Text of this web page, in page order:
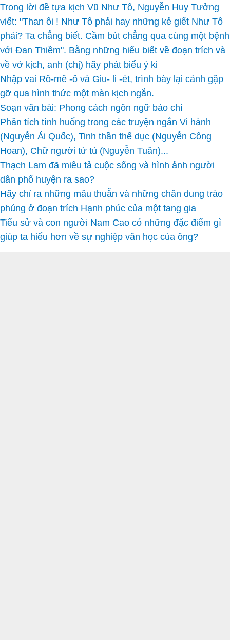
Trong lời đề tựa kịch Vũ Như Tô, Nguyễn Huy Tưởng
viết: "Than ôi ! Như Tô phải hay những kẻ giết Như Tô
phải? Ta chẳng biết. Cầm bút chẳng qua cùng một bệnh
với Đan Thiềm". Bằng những hiểu biết về đoạn trích và
về vở kịch, anh (chị) hãy phát biểu ý ki
Nhập vai Rô-mê -ô và Giu- li -ét, trình bày lại cảnh gặp
gỡ qua hình thức một màn kịch ngắn.
Soạn văn bài: Phong cách ngôn ngữ báo chí
Phân tích tình huống trong các truyện ngắn Vi hành
(Nguyễn Ái Quốc), Tinh thần thể dục (Nguyễn Công
Hoan), Chữ người tử tù (Nguyễn Tuân)...
Thạch Lam đã miêu tả cuộc sống và hình ảnh người
dân phố huyện ra sao?
Hãy chỉ ra những mâu thuẫn và những chân dung trào
phúng ở đoạn trích Hạnh phúc của một tang gia
Tiểu sử và con người Nam Cao có những đặc điểm gì
giúp ta hiểu hơn về sự nghiệp văn học của ông?